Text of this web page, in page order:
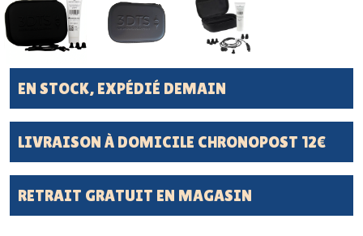
EN STOCK, EXPÉDIÉ DEMAIN
LIVRAISON À DOMICILE CHRONOPOST 12€
RETRAIT GRATUIT EN MAGASIN